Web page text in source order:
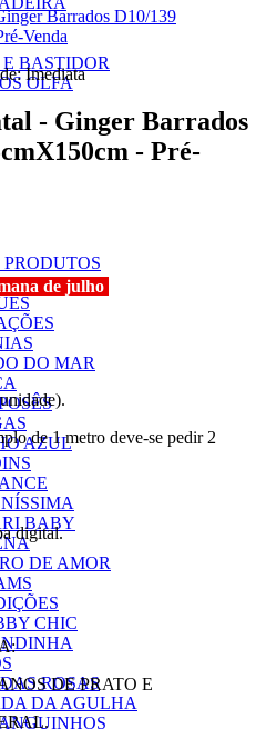
BASTIDOR
OLFA
DO MAR
AZUL
BABY
DE AMOR
CHIC
ROSAS
DA AGULHA
Barrados D10/139
Venda
Imediata
- Ginger Barrados
- Pré-
de julho
de 1 metro deve-se pedir 2
digital.
DE PRATO E